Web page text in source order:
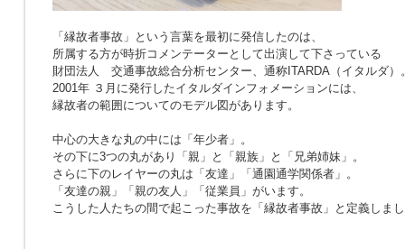
「縁故者事故」という言葉を最初に発信したのは、
所属する方が時折コメンテーターとして出演して下さっている
財団法人 交通事故総合分析センター、通称ITARDA（イタルダ）
2001年 ３月に発行したイタルダインフォメーションには、
縁故者の範囲についてのモデル図があります。
中心の大きな丸の中には「年少者」。
その下に3つの丸があり「親」と「親族」と「兄弟姉妹」。
さらに下のレイヤーの丸は「友達」「通園通学関係者」。
「友達の親」「親の友人」「従業員」がいます。
こうした人たちの間で起こった事故を「縁故者事故」と定義しま